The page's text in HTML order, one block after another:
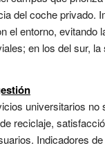
del coche
el entorno,
en los del sur,
universitarios
reciclaje,
Indicadores